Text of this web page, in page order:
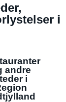
i
andre
i